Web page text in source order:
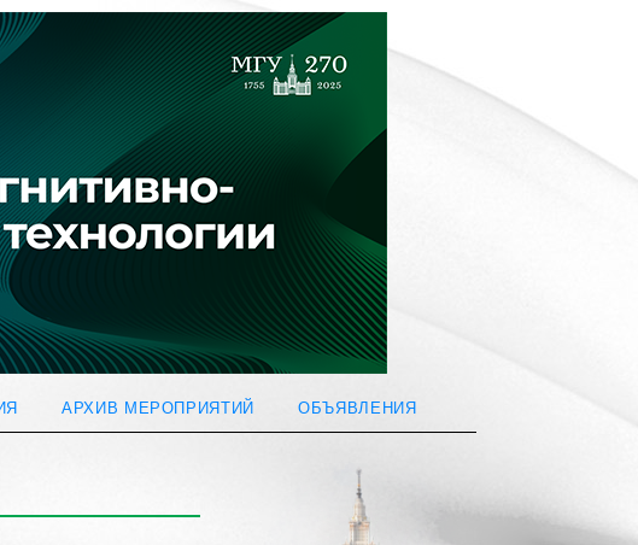
АРХИВ МЕРОПРИЯТИЙ ОБЪЯВЛЕНИЯ